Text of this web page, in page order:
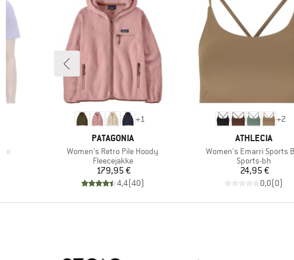
+1
MÆRKE
PATAGONIA
Artikel
Women's Retro Pile Hoody
Produktgruppe
Fleecejakke
Pris
179,95 €
4,4(40)
+2
MÆRKE
ATHLECIA
Artikel
Women's Emarri Sports
Produktgruppe
Sports-bh
Pris
24,95 €
0,0(0)